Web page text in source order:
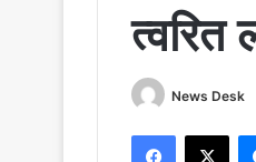
त्वरित
News Desk
Facebook
X